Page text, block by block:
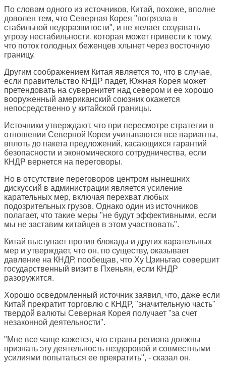
По словам одного из источников, Китай, похоже, вполне
доволен тем, что Северная Корея "погрязла в
стабильной недоразвитости", и не желает создавать
угрозу нестабильности, которая может привести к тому,
что поток голодных беженцев хлынет через восточную
границу.
Другим соображением Китая является то, что в случае,
если правительство КНДР падет, Южная Корея может
претендовать на суверенитет над севером и ее хорошо
вооруженный американский союзник окажется
непосредственно у китайской границы.
Источники утверждают, что при пересмотре стратегии в
отношении Северной Кореи учитываются все варианты,
вплоть до пакета предложений, касающихся гарантий
безопасности и экономического сотрудничества, если
КНДР вернется на переговоры.
Но в отсутствие переговоров центром нынешних
дискуссий в администрации является усиление
карательных мер, включая перехват любых
подозрительных грузов. Однако один из источников
полагает, что такие меры "не будут эффективными, если
мы не заставим китайцев в этом участвовать".
Китай выступает против блокады и других карательных
мер и утверждает, что он, по существу, оказывает
давление на КНДР, пообещав, что Ху Цзиньтао совершит
государственный визит в Пхеньян, если КНДР
разоружится.
Хорошо осведомленный источник заявил, что, даже если
Китай прекратит торговлю с КНДР, "значительную часть"
твердой валюты Северная Корея получает "за счет
незаконной деятельности".
"Мне все чаще кажется, что страны региона должны
признать эту деятельность нездоровой и совместными
усилиями попытаться ее прекратить", - сказал он.